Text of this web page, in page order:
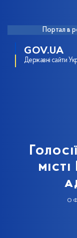
Портал в
GOV.UA
Державні сайти